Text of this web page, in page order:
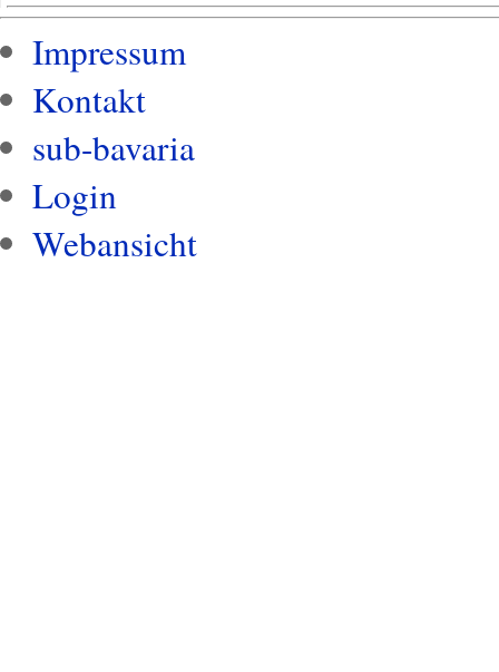
Impressum
Kontakt
sub-bavaria
Login
Webansicht